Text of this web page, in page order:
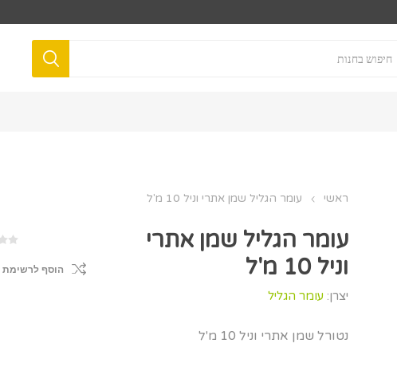
ראשי עומר הגליל שמן אתרי וניל 10 מ'ל
עומר הגליל שמן אתרי
וניל 10 מ'ל
יצרן: עומר הגליל
הוסף לרשימת
נטורל שמן אתרי וניל 10 מ'ל